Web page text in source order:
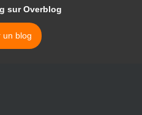
sur Overblog
un blog